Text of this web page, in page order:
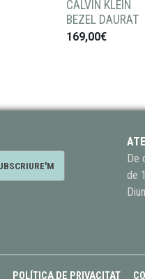
CALVIN KLEIN
BEZEL DAURAT
169,00€
De
de
POLÍTICA DE PRIVACITAT